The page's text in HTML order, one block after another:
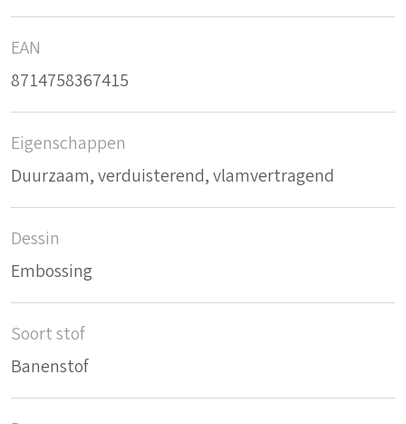
EAN
8714758367415
Eigenschappen
Duurzaam, verduisterend, vlamvertragend
Dessin
Embossing
Soort stof
Banenstof